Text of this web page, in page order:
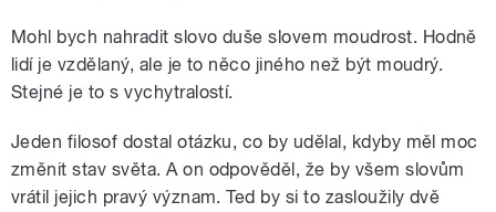
Mohl bych nahradit slovo duše slovem moudrost. Hodně
lidí je vzdělaný, ale je to něco jiného než být moudrý.
Stejné je to s vychytralostí.
Jeden filosof dostal otázku, co by udělal, kdyby měl moc
změnit stav světa. A on odpověděl, že by všem slovům
vrátil jejich pravý význam. Ted by si to zasloužily dvě